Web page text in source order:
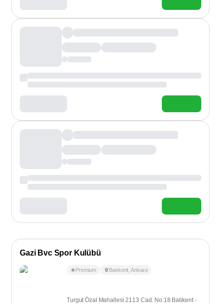
Gazi Bvc Spor Kulübü
Premium Batıkent ,Ankara
Turgut Özal Mahallesi 2113 Cad. No:18 Batıkent -